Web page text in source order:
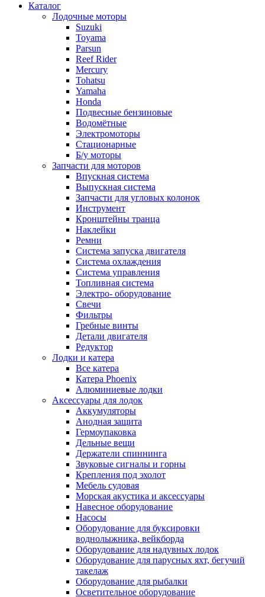
Каталог
Лодочные моторы
Suzuki
Toyama
Parsun
Reef Rider
Mercury
Tohatsu
Yamaha
Honda
Подвесные бензиновые
Водомётные
Электромоторы
Стационарные
Б/у моторы
Запчасти для моторов
Впускная система
Выпускная система
Запчасти для угловых колонок
Инструмент
Кронштейны транца
Наклейки
Ремни
Система запуска двигателя
Система охлаждения
Система управления
Топливная система
Электро- оборудование
Свечи
Фильтры
Гребные винты
Детали двигателя
Редуктор
Лодки и катера
Все катера
Катера Phoenix
Алюминиевые лодки
Аксессуары для лодок
Аккумуляторы
Анодная защита
Гермоупаковка
Дельные вещи
Держатели спиннинга
Звуковые сигналы и горны
Крепления под эхолот
Мебель судовая
Морская акустика и аксессуары
Навесное оборудование
Насосы
Оборудование для буксировки
воднолыжника, вейкборда
Оборудование для надувных лодок
Оборудование для парусных яхт, бегучий
такелаж
Оборудование для рыбалки
Осветительное оборудование